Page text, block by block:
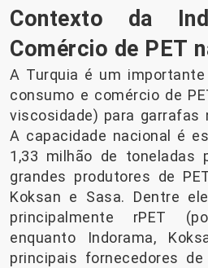
Contexto da
Comércio de PET
A Turquia é um
consumo e comércio de
viscosidade) para garrafas
A capacidade nacional é
1,33 milhão de toneladas
grandes produtores de
Koksan e Sasa. Dentre
principalmente rPET
enquanto Indorama,
principais fornecedores